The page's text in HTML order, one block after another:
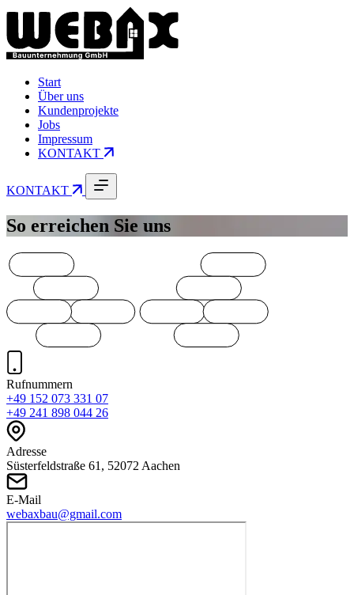
Start
Über uns
Kundenprojekte
Jobs
Impressum
KONTAKT
KONTAKT
So erreichen Sie uns
Rufnummern
+49 152 073 331 07
+49 241 898 044 26
Adresse
Süsterfeldstraße 61, 52072 Aachen
E-Mail
webaxbau@gmail.com